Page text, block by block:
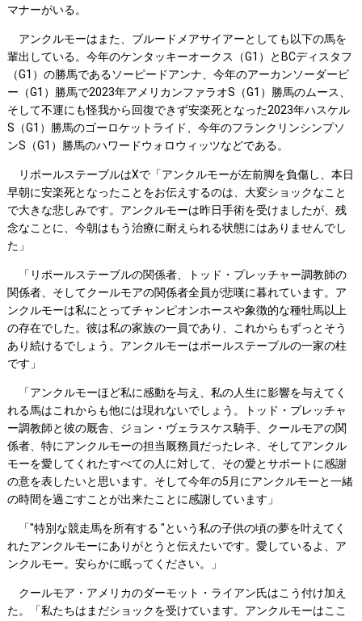
マナーがいる。
アンクルモーはまた、ブルードメアサイアーとしても以下の馬を
輩出している。今年のケンタッキーオークス（G1）とBCディスタフ
（G1）の勝馬であるソーピードアンナ、今年のアーカンソーダービ
ー（G1）勝馬で2023年アメリカンファラオS（G1）勝馬のムース、
そして不運にも怪我から回復できず安楽死となった2023年ハスケル
S（G1）勝馬のゴーロケットライド、今年のフランクリンシンプソ
ンS（G1）勝馬のハワードウォロウィッツなどである。
リポールステーブルはXで「アンクルモーが左前脚を負傷し、本日
早朝に安楽死となったことをお伝えするのは、大変ショックなこと
で大きな悲しみです。アンクルモーは昨日手術を受けましたが、残
念なことに、今朝はもう治療に耐えられる状態にはありませんでし
た」
「リポールステーブルの関係者、トッド・プレッチャー調教師の
関係者、そしてクールモアの関係者全員が悲嘆に暮れています。ア
ンクルモーは私にとってチャンピオンホースや象徴的な種牡馬以上
の存在でした。彼は私の家族の一員であり、これからもずっとそう
あり続けるでしょう。アンクルモーはポールステーブルの一家の柱
です」
「アンクルモーほど私に感動を与え、私の人生に影響を与えてく
れる馬はこれからも他には現れないでしょう。トッド・プレッチャ
ー調教師と彼の厩舎、ジョン・ヴェラスケス騎手、クールモアの関
係者、特にアンクルモーの担当厩務員だったレネ、そしてアンクル
モーを愛してくれたすべての人に対して、その愛とサポートに感謝
の意を表したいと思います。そして今年の5月にアンクルモーと一緒
の時間を過ごすことが出来たことに感謝しています」
「"特別な競走馬を所有する "という私の子供の頃の夢を叶えてく
れたアンクルモーにありがとうと伝えたいです。愛しているよ、ア
ンクルモー。安らかに眠ってください。」
クールモア・アメリカのダーモット・ライアン氏はこう付け加え
た。「私たちはまだショックを受けています。アンクルモーはここ